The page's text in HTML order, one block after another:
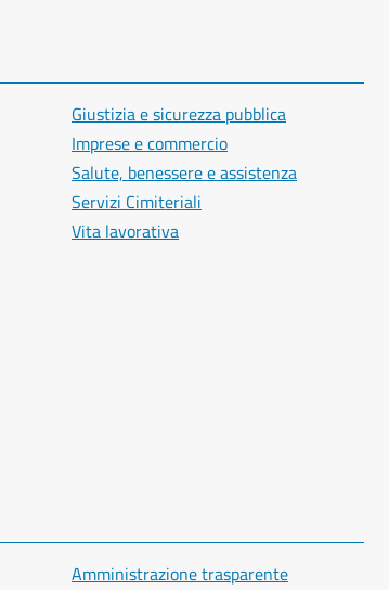
Giustizia e sicurezza pubblica
Imprese e commercio
Salute, benessere e assistenza
Servizi Cimiteriali
Vita lavorativa
Amministrazione trasparente